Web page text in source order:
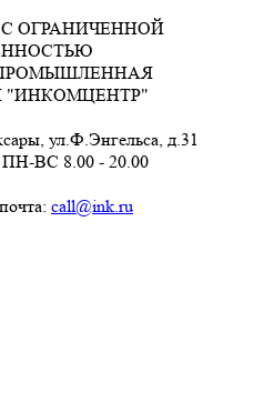
ОГРАНИЧЕННОЙ
ул.Ф.Энгельса, д.31
ПН-ВС 8.00 - 20.00
call@ink.ru